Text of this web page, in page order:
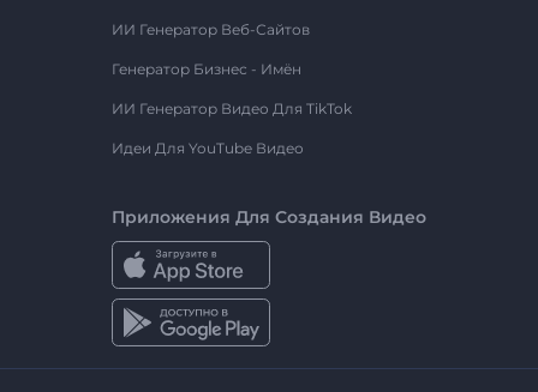
ИИ Генератор Веб-Сайтов
Генератор Бизнес - Имён
ИИ Генератор Видео Для TikTok
Идеи Для YouTube Видео
Приложения Для Создания Видео